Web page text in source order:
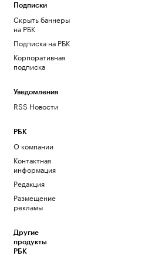
Подписки
Скрыть баннеры
на РБК
Подписка на РБК
Корпоративная
подписка
Уведомления
RSS Новости
РБК
О компании
Контактная
информация
Редакция
Размещение
рекламы
Другие
продукты
РБК